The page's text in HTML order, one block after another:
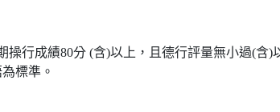
操行成績80分 (含)以上，且德行評量無小過(含
標準。